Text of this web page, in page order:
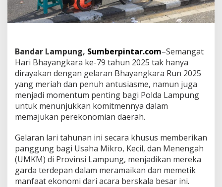
L
a
n
g
:
D
o
r
o
n
E
o
n
o
m
Bandar Lampung, Sumberpintar.com–Semangat
Hari Bhayangkara ke-79 tahun 2025 tak hanya
dirayakan dengan gelaran Bhayangkara Run 2025
yang meriah dan penuh antusiasme, namun juga
menjadi momentum penting bagi Polda Lampung
untuk menunjukkan komitmennya dalam
memajukan perekonomian daerah.
Gelaran lari tahunan ini secara khusus memberikan
panggung bagi Usaha Mikro, Kecil, dan Menengah
(UMKM) di Provinsi Lampung, menjadikan mereka
garda terdepan dalam meramaikan dan memetik
manfaat ekonomi dari acara berskala besar ini.